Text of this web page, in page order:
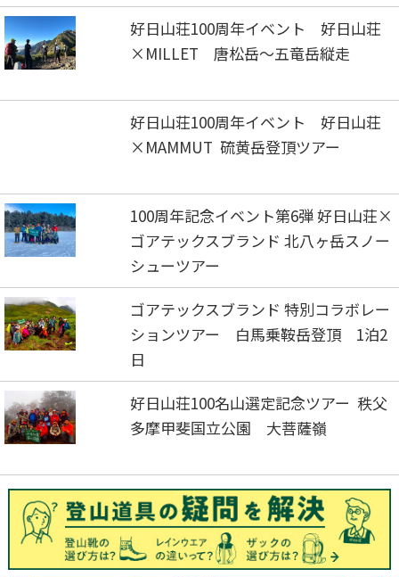
好日山荘100周年イベント 好日山荘
×MILLET 唐松岳～五竜岳縦走
好日山荘100周年イベント 好日山荘
×MAMMUT 硫黄岳登頂ツアー
100周年記念イベント第6弾 好日山荘×
ゴアテックスブランド 北八ヶ岳スノー
シューツアー
ゴアテックスブランド 特別コラボレー
ションツアー 白馬乗鞍岳登頂 1泊2
日
好日山荘100名山選定記念ツアー 秩父
多摩甲斐国立公園 大菩薩嶺